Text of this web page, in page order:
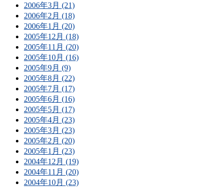
2006年3月 (21)
2006年2月 (18)
2006年1月 (20)
2005年12月 (18)
2005年11月 (20)
2005年10月 (16)
2005年9月 (9)
2005年8月 (22)
2005年7月 (17)
2005年6月 (16)
2005年5月 (17)
2005年4月 (23)
2005年3月 (23)
2005年2月 (20)
2005年1月 (23)
2004年12月 (19)
2004年11月 (20)
2004年10月 (23)